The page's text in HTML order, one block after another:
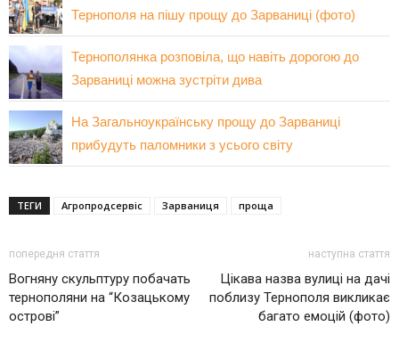
Тернополя на пішу прощу до Зарваниці (фото)
Тернополянка розповіла, що навіть дорогою до
Зарваниці можна зустріти дива
На Загальноукраїнську прощу до Зарваниці
прибудуть паломники з усього світу
ТЕГИ Агропродсервіс Зарваниця проща
попередня стаття
Вогняну скульптуру побачать
тернополяни на “Козацькому
острові”
наступна стаття
Цікава назва вулиці на дачі
поблизу Тернополя викликає
багато емоцій (фото)